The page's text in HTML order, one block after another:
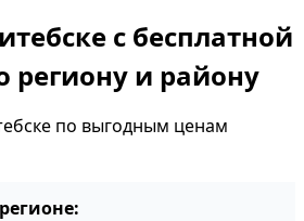
с бесплатной
региону и району
по выгодным ценам